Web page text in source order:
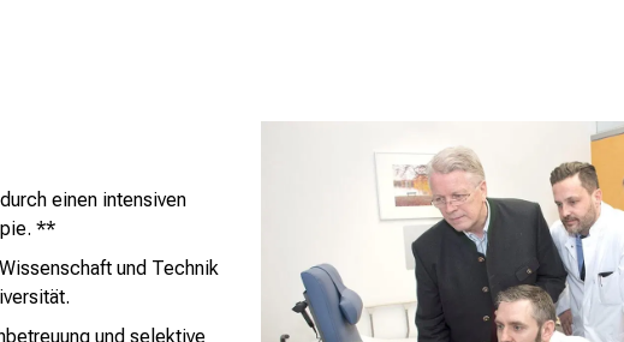
einen intensiven
**
und Technik
und selektive